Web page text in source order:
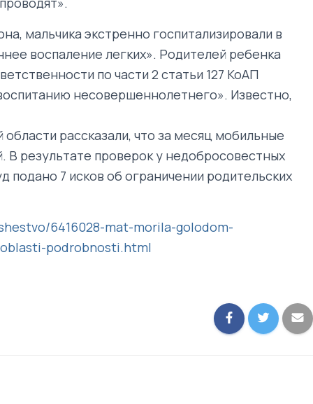
мальчика экстренно госпитализировали в
воспаление легких». Родителей ребенка
по части 2 статьи 127 КоАП
несовершеннолетнего». Известно,
рассказали, что за месяц мобильные
В результате проверок у недобросовестных
подано 7 исков об ограничении родительских
6416028-mat-morila-golodom-
podrobnosti.html